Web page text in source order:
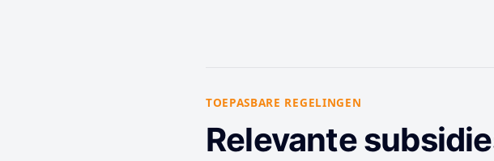
TOEPASBARE REGELINGEN
Relevante